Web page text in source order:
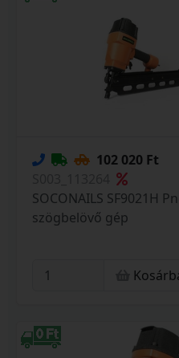
102 020 Ft
SOCONAILS SF9021H
szögbelövő gép